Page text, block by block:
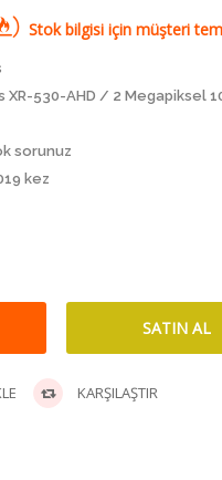
Stok bilgisi için müşteri
XR-530-AHD / 2 Megapiksel
sorunuz
kez
KARŞILAŞTIR